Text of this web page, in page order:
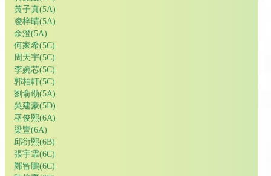
黃子真(5A)
凌梓晴(5A)
余澄(5A)
何家希(5C)
周天宇(5C)
李婉芯(5C)
郭柏軒(5C)
劉俞劭(5A)
吳建豪(5D)
巫俊熙(6A)
梁豐(6A)
邱衍熙(6B)
張宇霏(6C)
鄭智鵬(6C)